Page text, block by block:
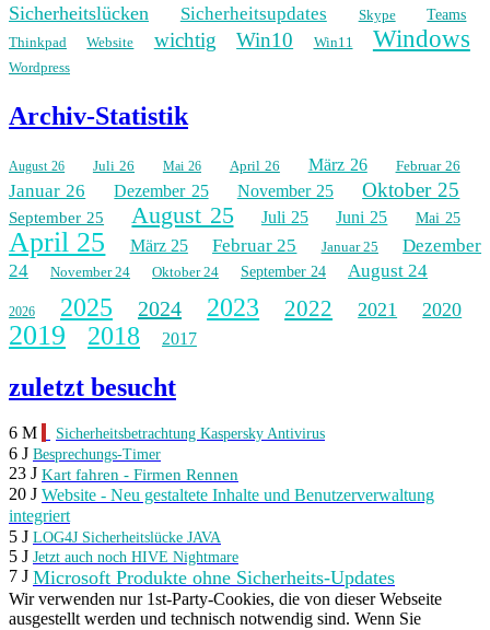
Sicherheitslücken Sicherheitsupdates Skype
Teams
Thinkpad
Website wichtig Win10 Win11 Windows
Wordpress
Archiv-Statistik
August 26 Juli 26 Mai 26 April 26 März 26 Februar 26
Januar 26 Dezember 25 November 25 Oktober 25
September 25 August 25 Juli 25 Juni 25 Mai 25
April 25 März 25 Februar 25 Januar 25
Dezember
24
November 24 Oktober 24 September 24 August 24
2026 2025 2024 2023 2022 2021 2020
2019 2018 2017
zuletzt besucht
6 M Sicherheitsbetrachtung Kaspersky Antivirus
6 J Besprechungs-Timer
23 J Kart fahren - Firmen Rennen
20 J Website - Neu gestaltete Inhalte und Benutzerverwaltung
integriert
5 J LOG4J Sicherheitslücke JAVA
5 J Jetzt auch noch HIVE Nightmare
7 J Microsoft Produkte ohne Sicherheits-Updates
Wir verwenden nur 1st-Party-Cookies, die von dieser Webseite
ausgestellt werden und technisch notwendig sind. Wenn Sie